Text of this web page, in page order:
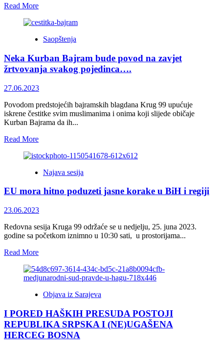
Read MoreRead
about
udruženih
poduhvata
i
genocida
u
državnom
udaru</strong>
Saopštenja
Neka Kurban Bajram bude povod na zavjet
žrtvovanja svakog pojedinca….
27.06.2023
Povodom predstojećih bajramskih blagdana Krug 99 upućuje
iskrene čestitke svim muslimanima i onima koji slijede običaje
Kurban Bajrama da ih...
Read MoreRead
about
Kurban
bude
na
žrtvovanja
svakog
Najava sesija
EU mora hitno poduzeti jasne korake u BiH i regiji
23.06.2023
Redovna sesija Kruga 99 održaće se u nedjelju, 25. juna 2023.
godine sa početkom iznimno u 10:30 sati, u prostorijama...
Read MoreRead
about
<strong>EU
hitno
jasne
korake
u
BiH
Objava iz Sarajeva
I PORED HAŠKIH PRESUDA POSTOJI
REPUBLIKA SRPSKA I (NE)UGAŠENA
HERCEG BOSNA